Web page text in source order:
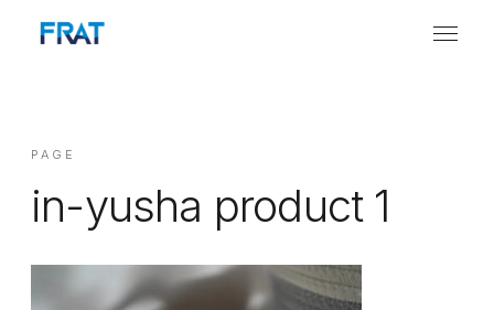
PAGE
in-yusha product 1